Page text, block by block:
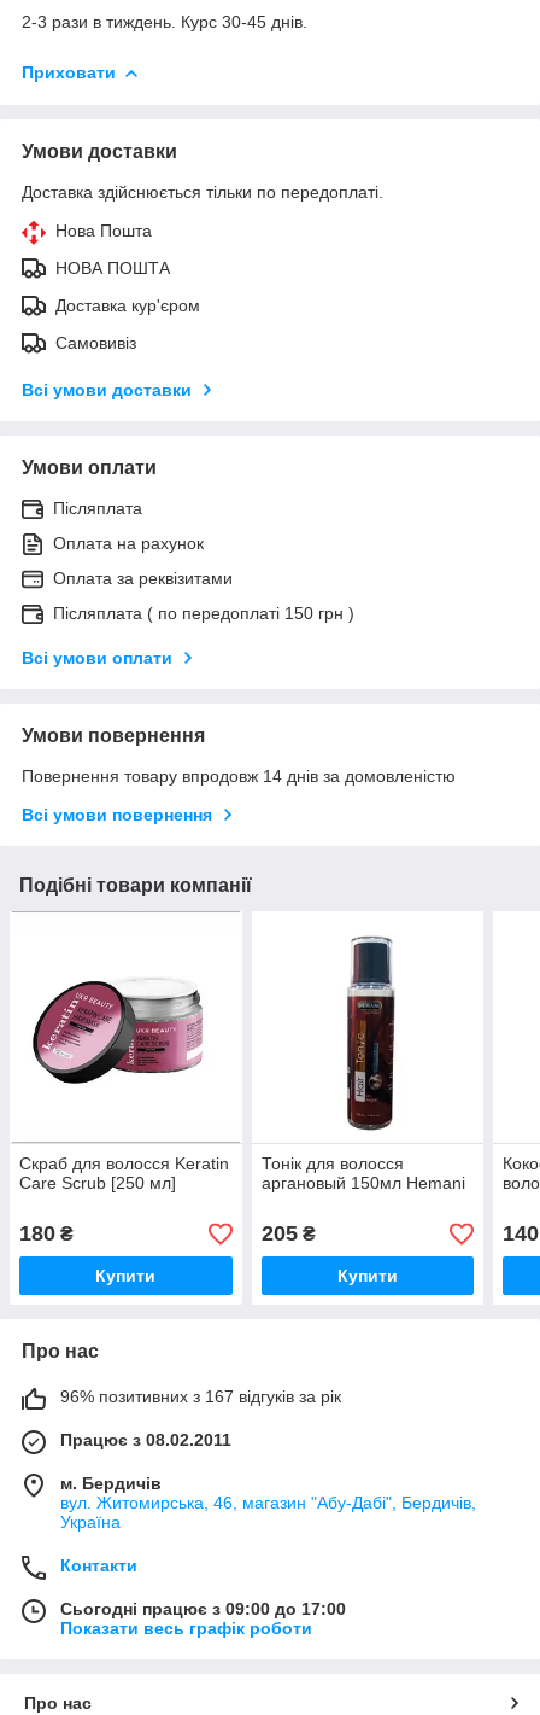
2-3 рази в тиждень. Курс 30-45 днів.
Приховати
Умови доставки
Доставка здійснюється тільки по передоплаті.
Нова Пошта
НОВА ПОШТА
Доставка кур'єром
Самовивіз
Всі умови доставки
Умови оплати
Післяплата
Оплата на рахунок
Оплата за реквізитами
Післяплата ( по передоплаті 150 грн )
Всі умови оплати
Умови повернення
Повернення товару впродовж 14 днів за домовленістю
Всі умови повернення
Подібні товари компанії
Скраб для волосся Keratin
Care Scrub [250 мл]
180 ₴
Купити
Тонік для волосся
аргановый 150мл Hemani
205₴
Купити
140
Про нас
96% позитивних з 167 відгуків за рік
Працює з 08.02.2011
м. Бердичів
вул. Житомирська, 46, магазин "Абу-Дабі", Бердичів,
Україна
Контакти
Сьогодні працює з 09:00 до 17:00
Показати весь графік роботи
Про нас